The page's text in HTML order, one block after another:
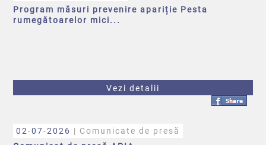
Program măsuri prevenire apariție Pesta
rumegătoarelor mici...
Vezi detalii
02-07-2026 | Comunicate de presă